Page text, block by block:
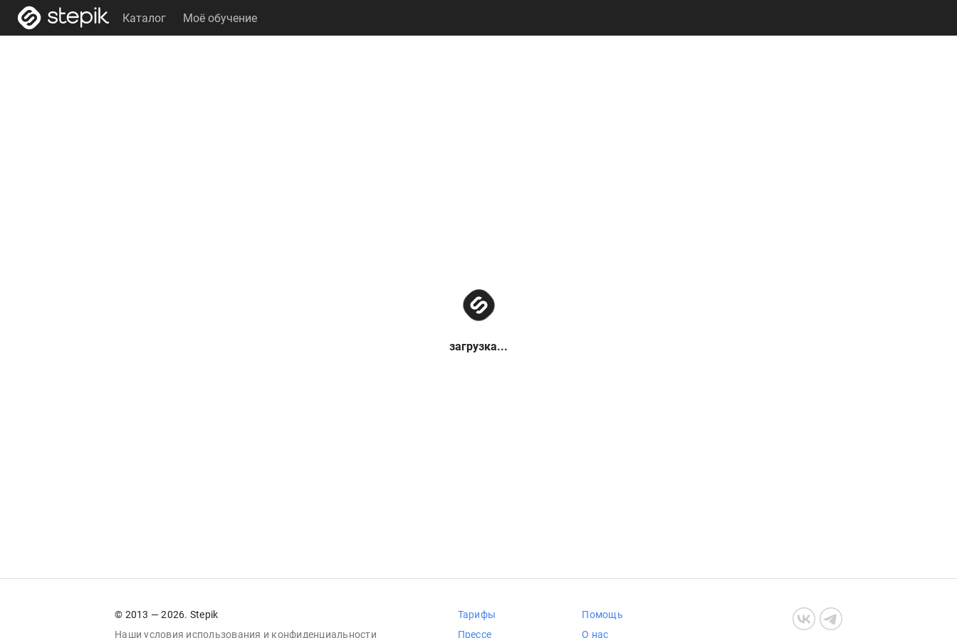
Каталог Моё обучение
загрузка...
© 2013 — 2026. Stepik
Наши условия использования и конфиденциальности
Тарифы
Прессе
Помощь
О нас